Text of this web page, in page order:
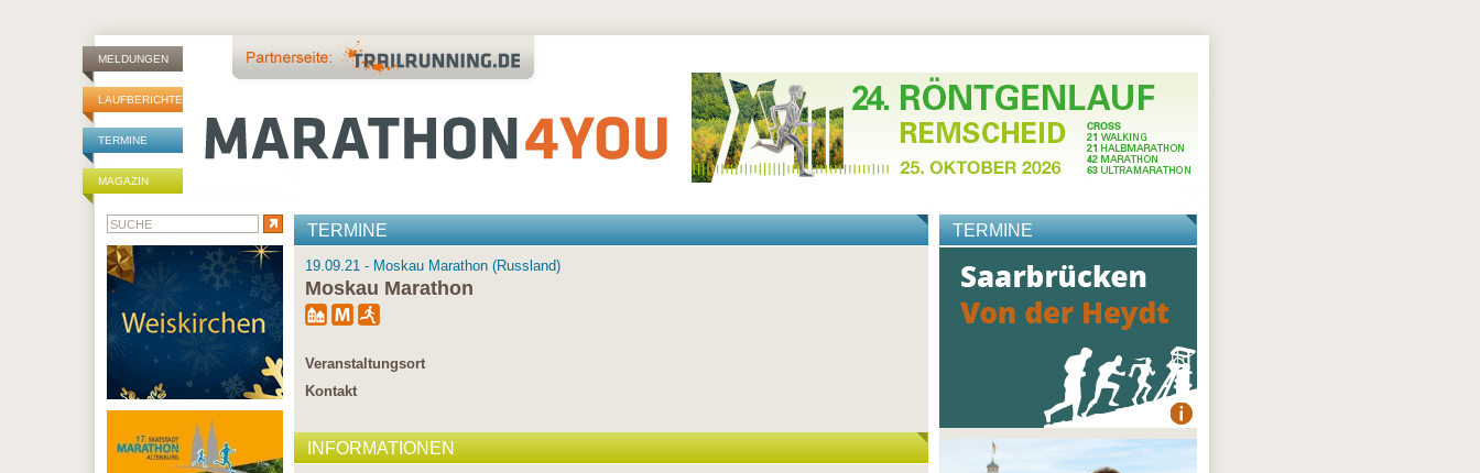
MELDUNGEN
LAUFBERICHTE
TERMINE
MAGAZIN
TERMINE
19.09.21 - Moskau Marathon (Russland)
Moskau Marathon
Veranstaltungsort
Kontakt
INFORMATIONEN
TERMINE